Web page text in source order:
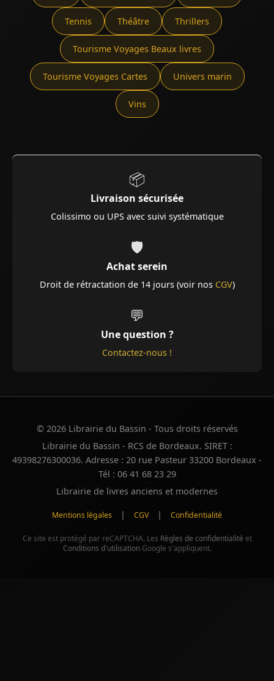
Tennis Théâtre Thrillers
Tourisme Voyages Beaux livres
Tourisme Voyages Cartes Univers marin
Vins
📦
Livraison sécurisée
Colissimo ou UPS avec suivi systématique
🛡️
Achat serein
Droit de rétractation de 14 jours (voir nos CGV)
💬
Une question ?
Contactez-nous !
© 2026 Librairie du Bassin - Tous droits réservés
Librairie du Bassin - RCS de Bordeaux. SIRET :
49398276300036. Adresse : 20 rue Pasteur 33200 Bordeaux -
Tél : 06 41 68 23 29
Librairie de livres anciens et modernes
Mentions légales | CGV | Confidentialité
Ce site est protégé par reCAPTCHA. Les Règles de confidentialité et
Conditions d'utilisationGoogle s'appliquent.